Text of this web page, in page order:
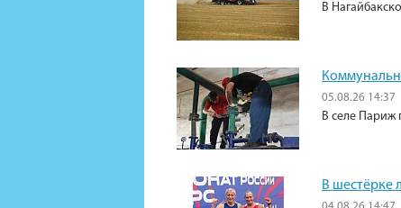
В
05.08.26 14:37
В селе Париж
В шестёрке